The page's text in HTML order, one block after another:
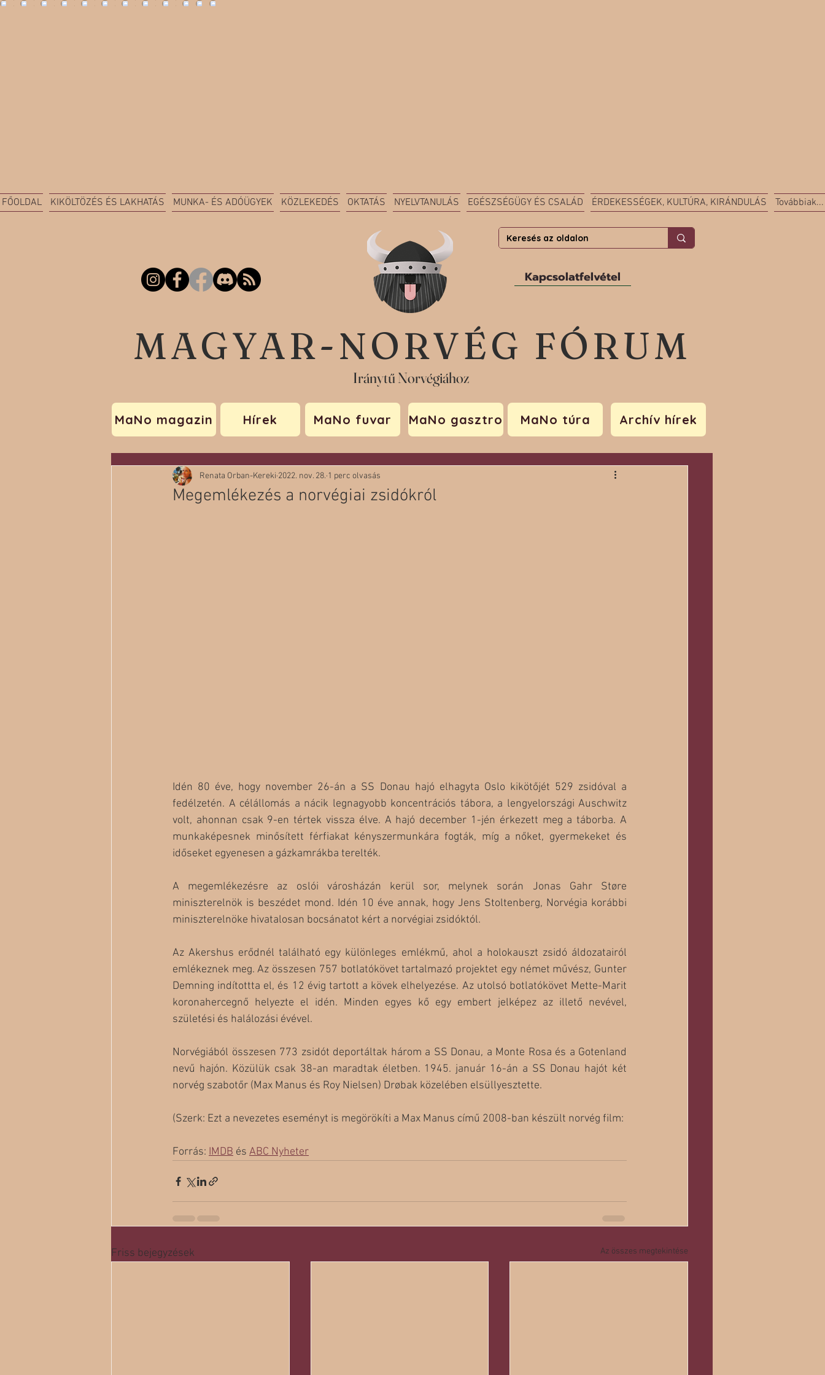
FŐOLDAL KIKÖLTÖZÉS ÉS LAKHATÁS MUNKA- ÉS ADÓÜGYEK KÖZLEKEDÉS OKTATÁS NYELVTANULÁS EGÉSZSÉGÜGY ÉS CSALÁD ÉRDEKESSÉGEK, KULTÚRA, KIRÁNDULÁS Továbbiak...
Kapcsolatfelvétel
MAGYAR-NORVÉG FÓRUM
Iránytű Norvégiához
MaNo magazin Hírek MaNo fuvar MaNo gasztro MaNo túra Archív hírek
Megemlékezés a norvégiai zsidókról
Renata Orban-Kereki 2022. nov. 28. 1 perc olvasás
Idén 80 éve, hogy november 26-án a SS Donau hajó elhagyta Oslo kikötőjét 529 zsidóval a
fedélzetén. A célállomás a nácik legnagyobb koncentrációs tábora, a lengyelországi Auschwitz
volt, ahonnan csak 9-en tértek vissza élve. A hajó december 1-jén érkezett meg a táborba. A
munkaképesnek minősített férfiakat kényszermunkára fogták, míg a nőket, gyermekeket és
időseket egyenesen a gázkamrákba terelték.
A megemlékezésre az oslói városházán kerül sor, melynek során Jonas Gahr Støre
miniszterelnök is beszédet mond. Idén 10 éve annak, hogy Jens Stoltenberg, Norvégia korábbi
miniszterelnöke hivatalosan bocsánatot kért a norvégiai zsidóktól.
Az Akershus erődnél található egy különleges emlékmű, ahol a holokauszt zsidó áldozatairól
emlékeznek meg. Az összesen 757 botlatókövet tartalmazó projektet egy német művész, Gunter
Demning indítottta el, és 12 évig tartott a kövek elhelyezése. Az utolsó botlatókövet Mette-Marit
koronahercegnő helyezte el idén. Minden egyes kő egy embert jelképez az illető nevével,
születési és halálozási évével.
Norvégiából összesen 773 zsidót deportáltak három a SS Donau, a Monte Rosa és a Gotenland
nevű hajón. Közülük csak 38-an maradtak életben. 1945. január 16-án a SS Donau hajót két
norvég szabotőr (Max Manus és Roy Nielsen) Drøbak közelében elsüllyesztette.
(Szerk: Ezt a nevezetes eseményt is megörökíti a Max Manus című 2008-ban készült norvég film:
Forrás: IMDB és ABC Nyheter
Friss bejegyzések Az összes megtekintése